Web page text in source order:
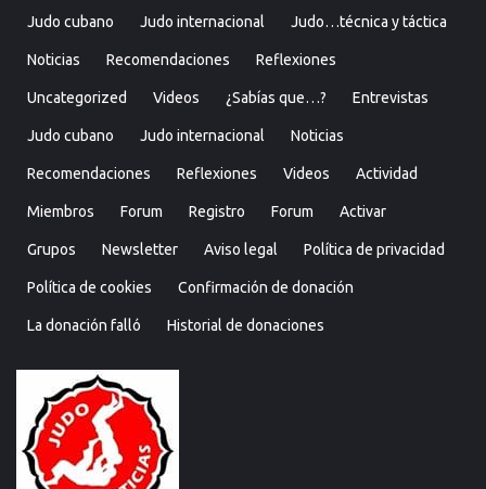
Judo cubano Judo internacional Judo…técnica y táctica
Noticias Recomendaciones Reflexiones
Uncategorized Videos ¿Sabías que…? Entrevistas
Judo cubano Judo internacional Noticias
Recomendaciones Reflexiones Videos Actividad
Miembros Forum Registro Forum Activar
Grupos Newsletter Aviso legal Política de privacidad
Política de cookies Confirmación de donación
La donación falló Historial de donaciones